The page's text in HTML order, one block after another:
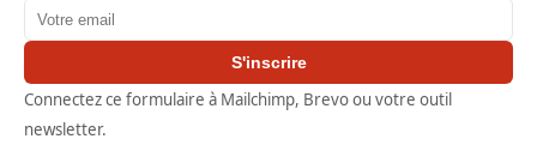
Adresse email
S'inscrire
Connectez ce formulaire à Mailchimp, Brevo ou votre outil
newsletter.